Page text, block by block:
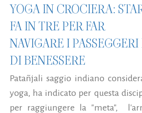
YOGA IN CROCIERA:
FA IN TRE PER FAR
NAVIGARE I
DI BENESSERE
Patañjali saggio indiano
yoga, ha indicato per questa
per raggiungere la "meta",